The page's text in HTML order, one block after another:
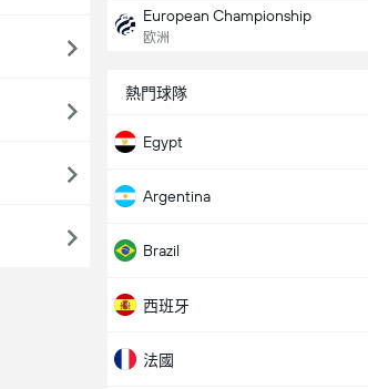
European Championship
欧洲
熱門球隊
Egypt
Argentina
Brazil
西班牙
法國